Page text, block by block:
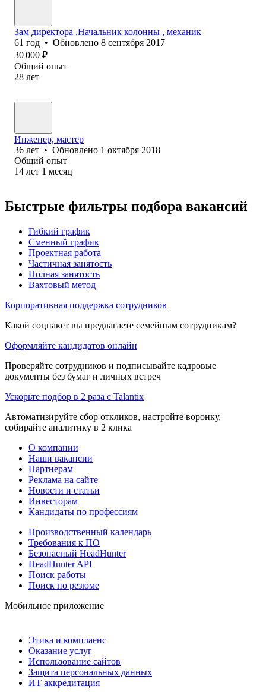
Зам директора ,Начальник колонны , механик
61 год • Обновлено 8 сентября 2017
30 000 ₽
Общий опыт
28 лет
Инженер, мастер
36 лет • Обновлено 1 октября 2018
Общий опыт
14 лет 1 месяц
Быстрые фильтры подбора вакансий
Гибкий график
Сменный график
Проектная работа
Частичная занятость
Полная занятость
Вахтовый метод
Корпоративная поддержка сотрудников
Какой соцпакет вы предлагаете семейным сотрудникам?
Оформляйте кандидатов онлайн
Проверяйте сотрудников и подписывайте кадровые
документы без бумаг и личных встреч
Ускорьте подбор в 2 раза с Talantix
Автоматизируйте сбор откликов, настройте воронку,
собирайте аналитику в 2 клика
О компании
Наши вакансии
Партнерам
Реклама на сайте
Новости и статьи
Инвесторам
Кандидаты по профессиям
Производственный календарь
Требования к ПО
Безопасный HeadHunter
HeadHunter API
Поиск работы
Поиск по резюме
Мобильное приложение
Этика и комплаенс
Оказание услуг
Использование сайтов
Защита персональных данных
ИТ аккредитация